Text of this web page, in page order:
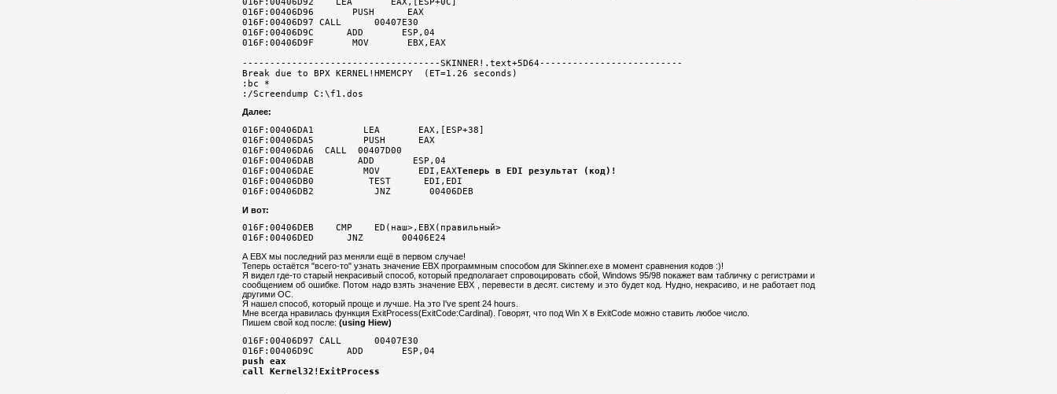
016F:00406D96       PUSH      EAX
016F:00406D97 CALL      00407E30
016F:00406D9C      ADD       ESP,04
016F:00406D9F       MOV       EBX,EAX
------------------------------------SKINNER!.text+5D64--------------------------
Break due to BPX KERNEL!HMEMCPY  (ET=1.26 seconds)
:bc *
Далее:
016F:00406DA1         LEA       EAX,[ESP+38]
016F:00406DA5         PUSH      EAX
016F:00406DA6  CALL  00407D00
016F:00406DAB        ADD       ESP,04
016F:00406DAE         MOV       EDI,EAXТеперь в EDI результат (код)!
016F:00406DB0          TEST      EDI,EDI
016F:00406DB2           JNZ       00406DEB
И вот:
016F:00406DEB    CMP    ED(наш>,EBX(правильный>
А EBX мы последний раз меняли ещё в первом случае!
Теперь остаётся "всего-то" узнать значение EBX программным способом для Skinner.exe в момент сравнения кодов :)!
Я видел где-то старый некрасивый способ, который предполагает спровоцировать сбой, Windows 95/98 покажет вам табличку с регистрами и
сообщением об ошибке. Потом надо взять значение EBX , перевести в десят. систему и это будет код. Нудно, некрасиво, и не работает под
другими ОС.
Я нашел способ, который проще и лучше. На это I've spent 24 hours.
Мне всегда нравилась функция ExitProcess(ExitCode:Cardinal). Говорят, что под Win X в ExitCode можно ставить любое число.
Пишем свой код после: (using Hiew)
016F:00406D97 CALL      00407E30
push eax
call Kernel32!ExitProcess